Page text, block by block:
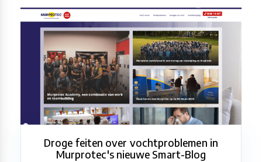
Droge feiten over vochtproblemen in
Murprotec's nieuwe Smart-Blog